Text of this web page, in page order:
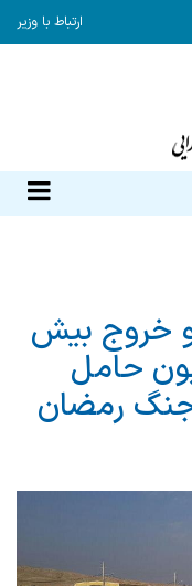
ارتباط با وزیر
و خروج بیش
حامل
جنگ رمضان